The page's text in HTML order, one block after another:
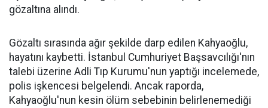
gözaltına alındı.
Gözaltı sırasında ağır şekilde darp edilen Kahyaoğlu,
hayatını kaybetti. İstanbul Cumhuriyet Başsavcılığı'nın
talebi üzerine Adli Tıp Kurumu'nun yaptığı incelemede,
polis işkencesi belgelendi. Ancak raporda,
Kahyaoğlu'nun kesin ölüm sebebinin belirlenemediği